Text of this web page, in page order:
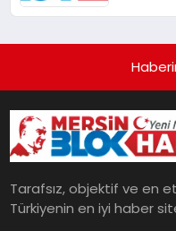
Tarafsız, objektif ve en
Türkiyenin en iyi haber